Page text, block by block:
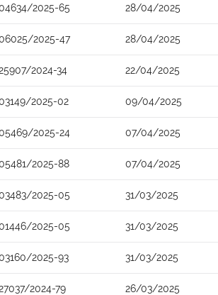
2025-65 28/04/2025
2025-47 28/04/2025
2024-34 22/04/2025
2025-02 09/04/2025
2025-24 07/04/2025
2025-88 07/04/2025
2025-05 31/03/2025
2025-05 31/03/2025
2025-93 31/03/2025
2024-79 26/03/2025